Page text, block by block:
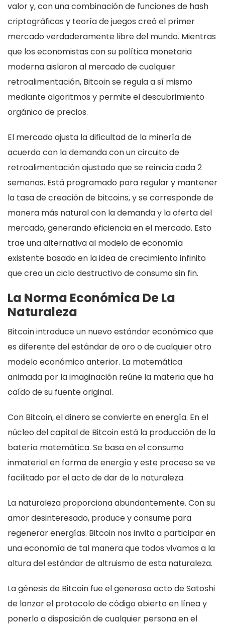
valor y, con una combinación de funciones de hash
criptográficas y teoría de juegos creó el primer
mercado verdaderamente libre del mundo. Mientras
que los economistas con su política monetaria
moderna aislaron al mercado de cualquier
retroalimentación, Bitcoin se regula a sí mismo
mediante algoritmos y permite el descubrimiento
orgánico de precios.
El mercado ajusta la dificultad de la minería de
acuerdo con la demanda con un circuito de
retroalimentación ajustado que se reinicia cada 2
semanas. Está programado para regular y mantener
la tasa de creación de bitcoins, y se corresponde de
manera más natural con la demanda y la oferta del
mercado, generando eficiencia en el mercado. Esto
trae una alternativa al modelo de economía
existente basado en la idea de crecimiento infinito
que crea un ciclo destructivo de consumo sin fin.
La Norma Económica De La
Naturaleza
Bitcoin introduce un nuevo estándar económico que
es diferente del estándar de oro o de cualquier otro
modelo económico anterior. La matemática
animada por la imaginación reúne la materia que ha
caído de su fuente original.
Con Bitcoin, el dinero se convierte en energía. En el
núcleo del capital de Bitcoin está la producción de la
batería matemática. Se basa en el consumo
inmaterial en forma de energía y este proceso se ve
facilitado por el acto de dar de la naturaleza.
La naturaleza proporciona abundantemente. Con su
amor desinteresado, produce y consume para
regenerar energías. Bitcoin nos invita a participar en
una economía de tal manera que todos vivamos a la
altura del estándar de altruismo de esta naturaleza.
La génesis de Bitcoin fue el generoso acto de Satoshi
de lanzar el protocolo de código abierto en línea y
ponerlo a disposición de cualquier persona en el